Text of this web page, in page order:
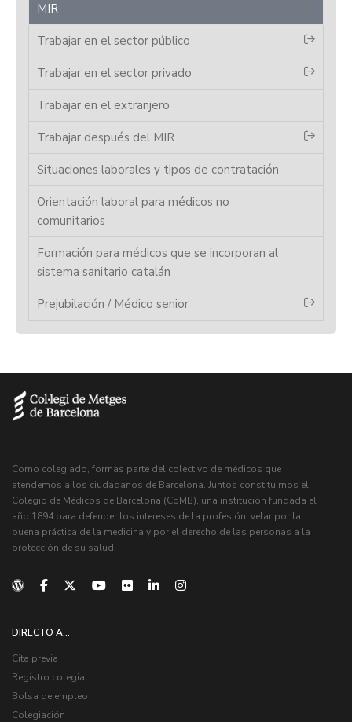
MIR
Trabajar en el sector público
Trabajar en el sector privado
Trabajar en el extranjero
Trabajar después del MIR
Situaciones laborales y tipos de contratación
Orientación laboral para médicos no
comunitarios
Formación para médicos que se incorporan al
sistema sanitario catalán
Prejubilación / Médico senior
Como colegiado, formas parte del colectivo de médicos que
atendemos a los ciudadanos de Barcelona. Juntos constituimos el
Colegio de Médicos de Barcelona (CoMB), una institución fundada el
año 1894 para defender los intereses de la profesión, velar por la
buena práctica de la medicina y por el derecho de las personas a la
protección de su salud.
DIRECTO A...
Cita previa
Registro colegial
Bolsa de empleo
Colegiación